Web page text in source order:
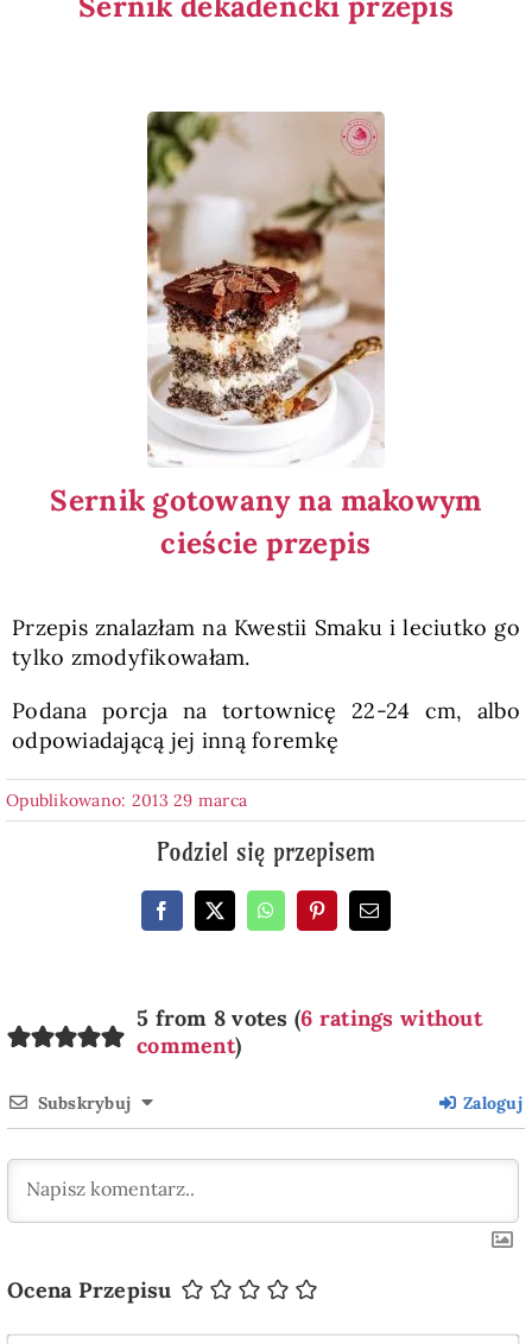
Sernik gotowany na makowym
cieście przepis
Przepis znalazłam na Kwestii Smaku i leciutko go
tylko zmodyfikowałam.
Podana porcja na tortownicę 22-24 cm, albo
odpowiadającą jej inną foremkę
Opublikowano: 2013 29 marca
Podziel się przepisem
5 from 8 votes (6 ratings without
comment)
Subskrybuj Zaloguj
Ocena Przepisu